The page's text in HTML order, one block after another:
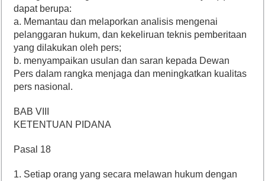
dapat berupa:
a. Memantau dan melaporkan analisis mengenai
pelanggaran hukum, dan kekeliruan teknis pemberitaan
yang dilakukan oleh pers;
b. menyampaikan usulan dan saran kepada Dewan
Pers dalam rangka menjaga dan meningkatkan kualitas
pers nasional.
BAB VIII
KETENTUAN PIDANA
Pasal 18
1. Setiap orang yang secara melawan hukum dengan